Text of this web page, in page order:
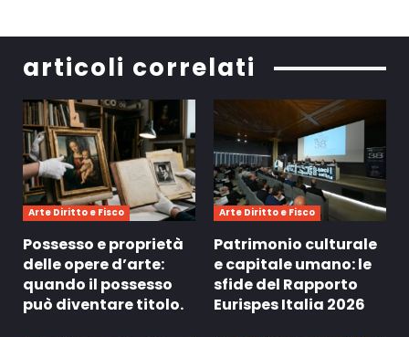
articoli correlati
Arte Diritto e Fisco
Possesso e proprietà
delle opere d’arte:
quando il possesso
può diventare titolo.
Arte Diritto e Fisco
Patrimonio culturale
e capitale umano: le
sfide del Rapporto
Eurispes Italia 2026